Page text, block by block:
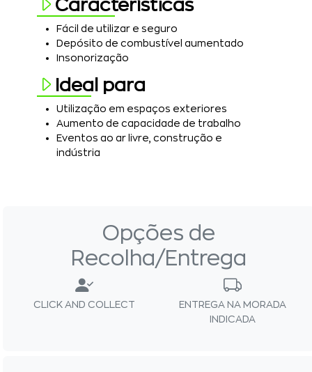
Características
Fácil de utilizar e seguro
Depósito de combustível aumentado
Insonorização
Ideal para
Utilização em espaços exteriores
Aumento de capacidade de trabalho
Eventos ao ar livre, construção e
indústria
Opções de
Recolha/Entrega
CLICK AND COLLECT
ENTREGA NA MORADA
INDICADA